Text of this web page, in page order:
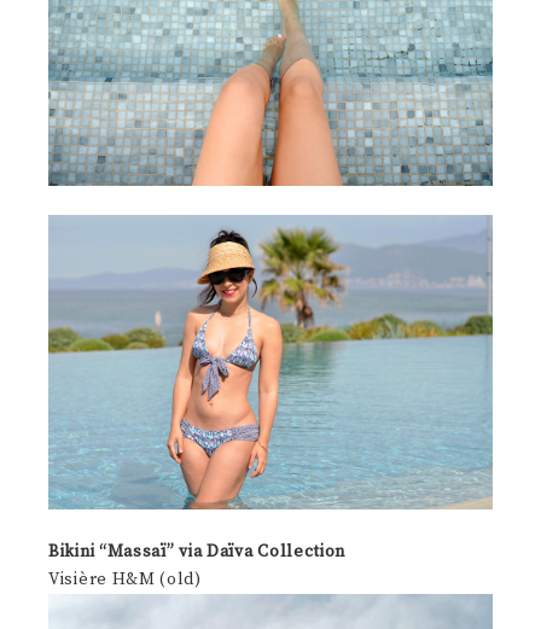
Bikini “Massaï” via Daïva Collection
Visière H&M (old)